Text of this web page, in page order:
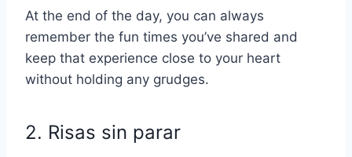
At the end of the day, you can always
remember the fun times you’ve shared and
keep that experience close to your heart
without holding any grudges.
2. Risas sin parar